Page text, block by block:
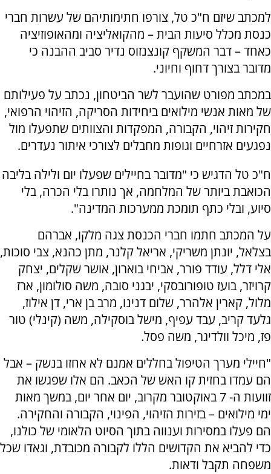
למכתב שיזם ח"כ טל, צורפו חתימותיהם של עשרות חברי
כנסת מכלל סיעות הבית – מהקואליציה ומהאופוזיציה
כאחד – דבר המשקף קונצנזוס נדיר סביב ההבנה כי
מדובר בצורך דחוף וחיוני.
במכתב מפורט שהועבר לשר הביטחון, נכתב על פעילותם
של מאות אנשי מילואים ביחידות הסריקה, הזיהוי הרפואי,
חקירות זיהוי, הקבורה, המפקדות והצוותים שתפעלו מול
נפגעים אזרחיים וגופות מחבלים לצורכי איתור נעדרים.
ח"כ טל הדגיש כי "מדובר בחיילים שפעלו יום ולילה בליבה
הכואבת ביותר של המלחמה, אך נותרו בלי הכרה, בלי
סיוע, ובלי כתף תומכת ממערכות המדינה".
על המכתב חתמו חברי הכנסת צגה מלקו, אברהם
בצלאל, יונתן משריקי, אריאל קלנר, מתן כהנא, צבי סוכות,
אלי דלל, עודד פורר, אביחי בוארון, אושר שקלים, יצחק
קרויזר, בועז טופורובסקי, יבגני סובה, משה סולומון, ארז
מלול, קארין אלהרר, שלום דנינו, מרב בן ארי, דן אילוז,
גלעד קריב, עבד עפיף, מישל בוסקילה, משה (קינלי) טור
פז, מיכל וולדיגר, משה פסל.
"חיילי מערך הטיפול בחללים אמנם לא אחזו בנשק – אבל
הם עמדו בחזית קו האש של הכאב. הם אלו שפגשו את
זוועות ה- 7 באוקטובר מקרוב, יום אחר יום, במשך מאות
ימי מילואים – בזירות הזיהוי, הפינוי, הקבורה והחקירה.
הם פעלו במסירות וענווה בתוך הסיוט הלאומי של כולנו,
כדי להביא את הקדושים הללו לקבורה מכובדת, וגאדו שכל
משפחה תקבל ודאות.